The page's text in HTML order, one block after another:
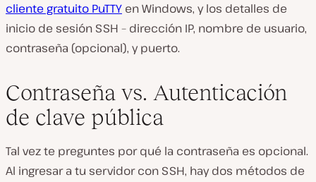
cliente gratuito PuTTY en Windows, y los detalles de
inicio de sesión SSH – dirección IP, nombre de usuario,
contraseña (opcional), y puerto.
Contraseña vs. Autenticación
de clave pública
Tal vez te preguntes por qué la contraseña es opcional.
Al ingresar a tu servidor con SSH, hay dos métodos de